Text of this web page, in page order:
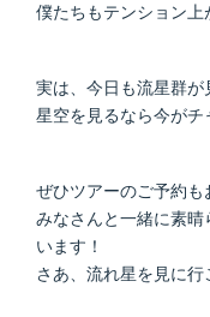
僕たちもテンション上
実は、今日も流星群が
星空を見るなら今がチ
ぜひツアーのご予約も
みなさんと一緒に素
います！
さあ、流れ星を見に行